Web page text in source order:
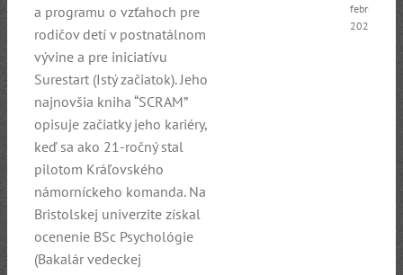
a programu o vzťahoch pre
rodičov detí v postnatálnom
vývine a pre iniciatívu
Surestart (Istý začiatok). Jeho
najnovšia kniha “SCRAM”
opisuje začiatky jeho kariéry,
keď sa ako 21-ročný stal
pilotom Kráľovského
námorníckeho komanda. Na
Bristolskej univerzite získal
ocenenie BSc Psychológie
(Bakalár vedeckej
februára
2025